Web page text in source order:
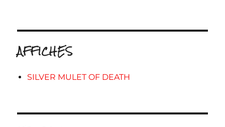
AFFICHES
SILVER MULET OF DEATH